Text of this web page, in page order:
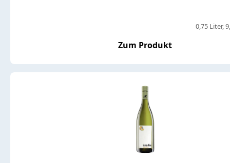
0,75 Liter
Zum Produkt